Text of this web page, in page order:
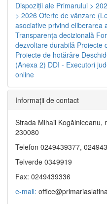
Dispoziţii ale Primarului >
> 2026 Oferte de vânzare
asociative privind eliberarea
Transparenţa decizională
dezvoltare durabilă Proiecte
Proiecte de hotărâre
(Anexa 2) DDI - Executori
online
Informaţii de contact
Strada Mihail Kogălniceanu,
230080
Telefon 0249439377,
Telverde 0349919
Fax: 0249439336
e-mail: